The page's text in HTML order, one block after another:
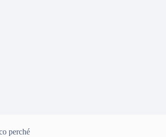
perché